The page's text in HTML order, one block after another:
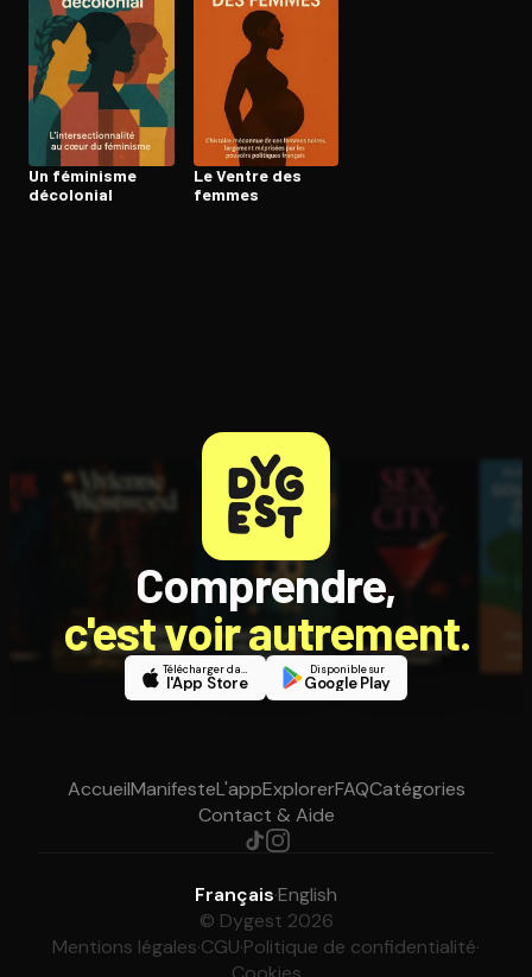
Un féminisme
décolonial
Le Ventre des
femmes
Comprendre,
c'est voir autrement.
Télécharger dans
l'App Store
Disponible sur
Google Play
AccueilManifesteL'appExplorerFAQCatégories
Contact & Aide
Français·English
© Dygest 2026
Mentions légales·CGU·Politique de confidentialité·